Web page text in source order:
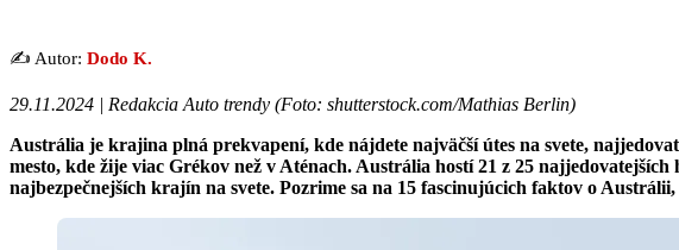
✍️ Autor: Dodo K.
29.11.2024 | Redakcia Auto trendy (Foto: shutterstock.com/Mathias Berlin)
Austrália je krajina plná prekvapení, kde nájdete najväčší útes na svete,
mesto, kde žije viac Grékov než v Aténach. Austrália hostí 21 z 25
najbezpečnejších krajín na svete. Pozrime sa na 15 fascinujúcich faktov o